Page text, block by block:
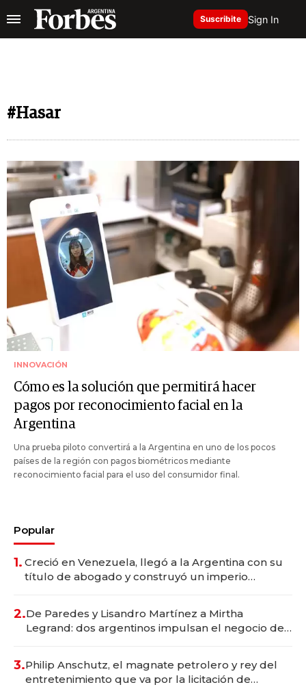
Suscribite Sign In
#Hasar
INNOVACIÓN
Cómo es la solución que permitirá hacer
pagos por reconocimiento facial en la
Argentina
Una prueba piloto convertirá a la Argentina en uno de los pocos
países de la región con pagos biométricos mediante
reconocimiento facial para el uso del consumidor final.
Popular
1. Creció en Venezuela, llegó a la Argentina con su
título de abogado y construyó un imperio
2.De Paredes y Lisandro Martínez a Mirtha
Legrand: dos argentinos impulsan el negocio del
3.Philip Anschutz, el magnate petrolero y rey del
entretenimiento que va por la licitación de